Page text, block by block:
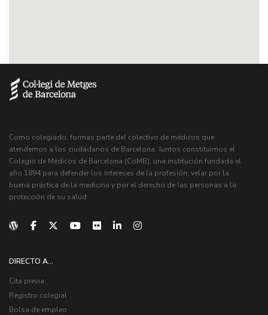
Como colegiado, formas parte del colectivo de médicos que
atendemos a los ciudadanos de Barcelona. Juntos constituimos el
Colegio de Médicos de Barcelona (CoMB), una institución fundada el
año 1894 para defender los intereses de la profesión, velar por la
buena práctica de la medicina y por el derecho de las personas a la
protección de su salud.
DIRECTO A...
Cita previa
Registro colegial
Bolsa de empleo